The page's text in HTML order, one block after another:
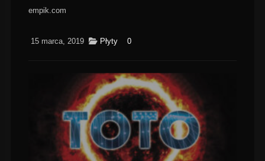
empik.com
15 marca, 2019 Płyty 0